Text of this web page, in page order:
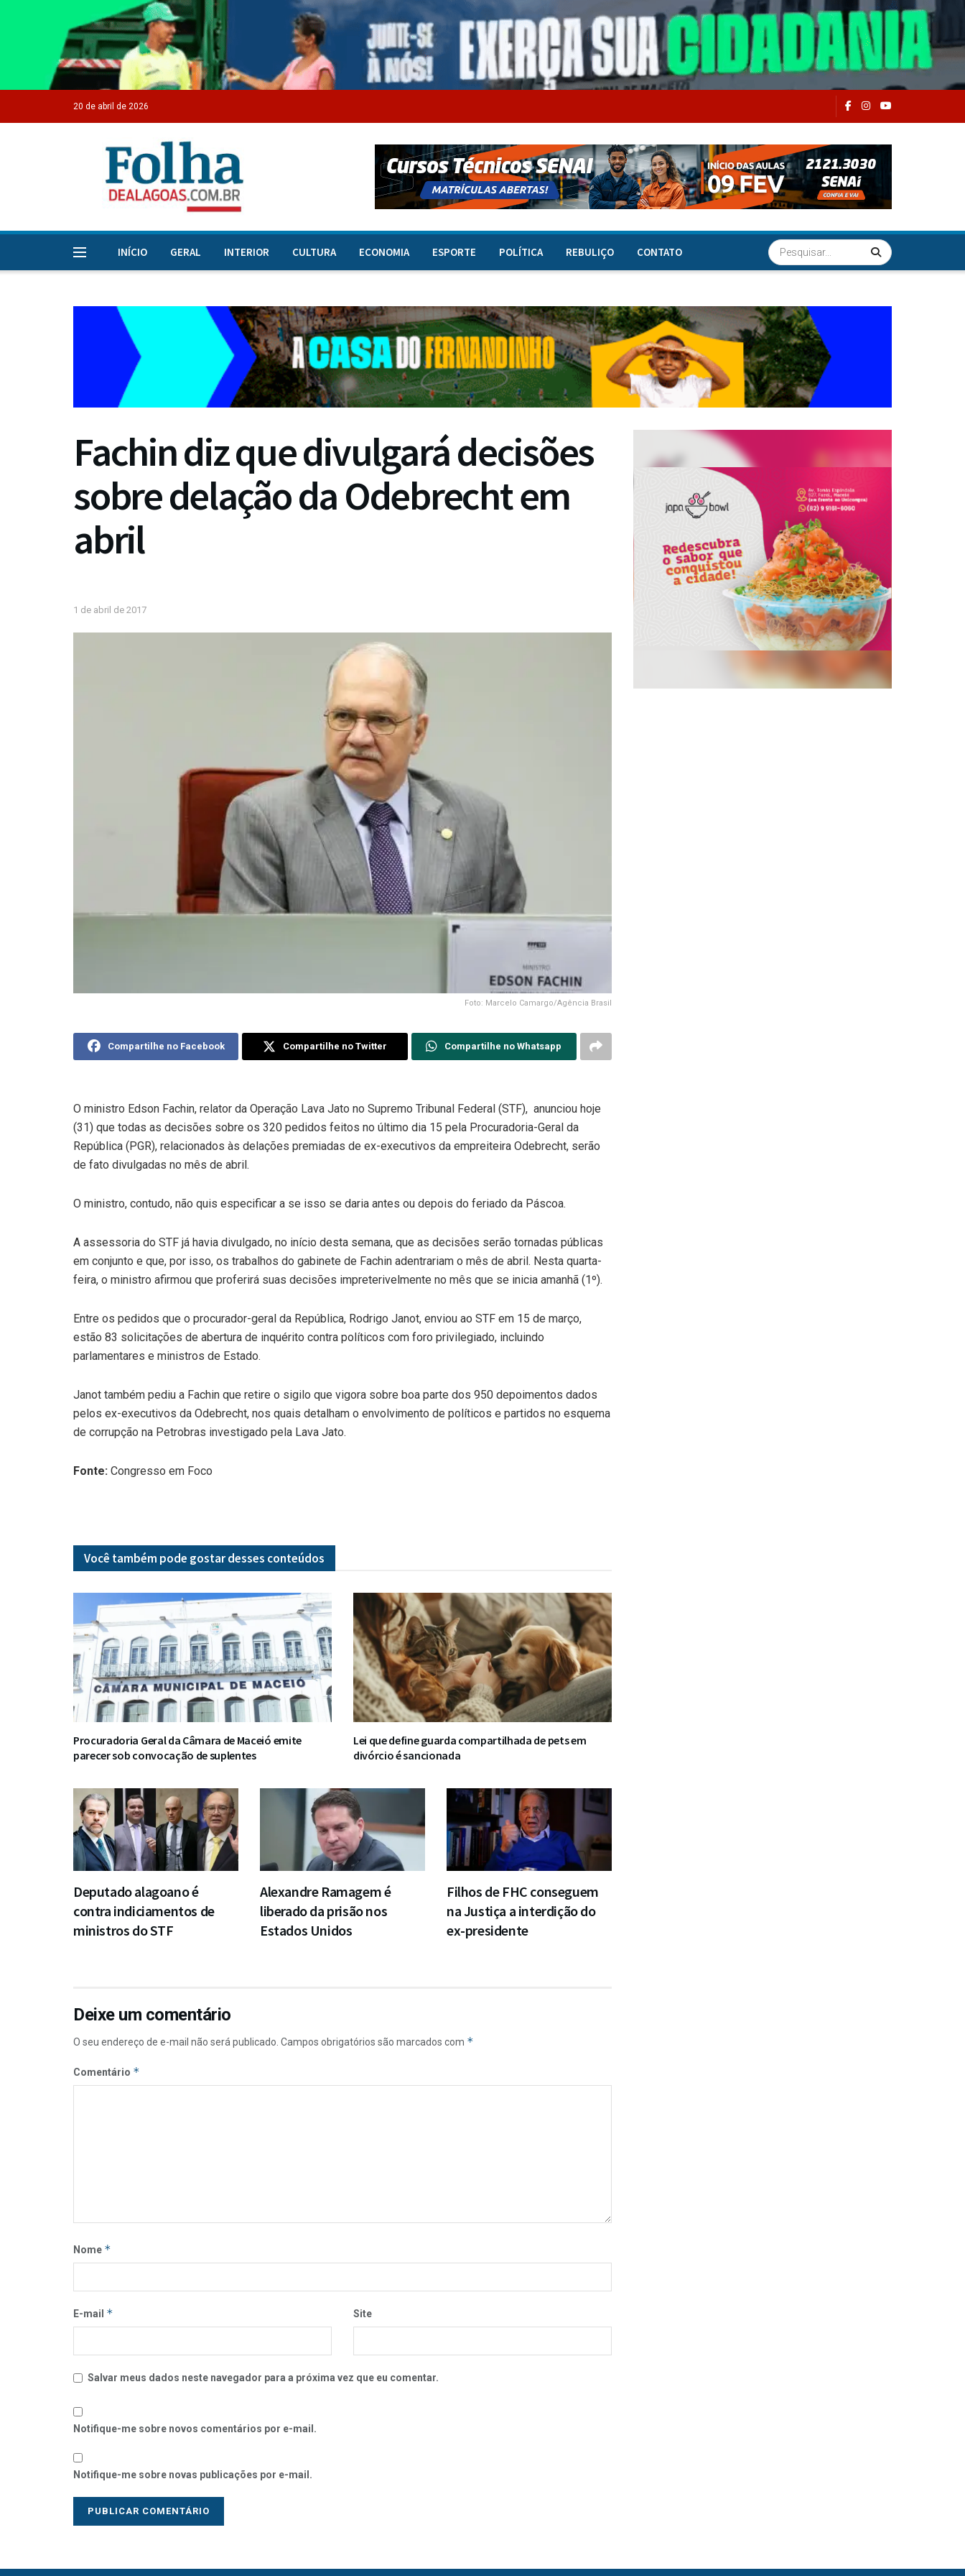
20 de abril de 2026
INÍCIO GERAL INTERIOR CULTURA ECONOMIA ESPORTE POLÍTICA REBULIÇO CONTATO
Fachin diz que divulgará decisões
sobre delação da Odebrecht em
abril
1 de abril de 2017
Foto: Marcelo Camargo/Agência Brasil
Compartilhe no Facebook Compartilhe no Twitter Compartilhe no Whatsapp
O ministro Edson Fachin, relator da Operação Lava Jato no Supremo Tribunal Federal (STF), anunciou hoje
(31) que todas as decisões sobre os 320 pedidos feitos no último dia 15 pela Procuradoria-Geral da
República (PGR), relacionados às delações premiadas de ex-executivos da empreiteira Odebrecht, serão
de fato divulgadas no mês de abril.
O ministro, contudo, não quis especificar a se isso se daria antes ou depois do feriado da Páscoa.
A assessoria do STF já havia divulgado, no início desta semana, que as decisões serão tornadas públicas
em conjunto e que, por isso, os trabalhos do gabinete de Fachin adentrariam o mês de abril. Nesta quarta-
feira, o ministro afirmou que proferirá suas decisões impreterivelmente no mês que se inicia amanhã (1º).
Entre os pedidos que o procurador-geral da República, Rodrigo Janot, enviou ao STF em 15 de março,
estão 83 solicitações de abertura de inquérito contra políticos com foro privilegiado, incluindo
parlamentares e ministros de Estado.
Janot também pediu a Fachin que retire o sigilo que vigora sobre boa parte dos 950 depoimentos dados
pelos ex-executivos da Odebrecht, nos quais detalham o envolvimento de políticos e partidos no esquema
de corrupção na Petrobras investigado pela Lava Jato.
Fonte: Congresso em Foco
Você também pode gostar desses conteúdos
Procuradoria Geral da Câmara de Maceió emite
parecer sob convocação de suplentes
Lei que define guarda compartilhada de pets em
divórcio é sancionada
Deputado alagoano é
contra indiciamentos de
ministros do STF
Alexandre Ramagem é
liberado da prisão nos
Estados Unidos
Filhos de FHC conseguem
na Justiça a interdição do
ex-presidente
Deixe um comentário
O seu endereço de e-mail não será publicado. Campos obrigatórios são marcados com *
Comentário *
Nome *
E-mail * Site
Salvar meus dados neste navegador para a próxima vez que eu comentar.
Notifique-me sobre novos comentários por e-mail.
Notifique-me sobre novas publicações por e-mail.